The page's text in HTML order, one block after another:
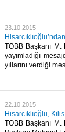
23.10.2015
TOBB Başkanı M.
yayımladığı
yıllarını verdiği
22.10.2015
Hisarcıklıoğlu,
TOBB Başkanı